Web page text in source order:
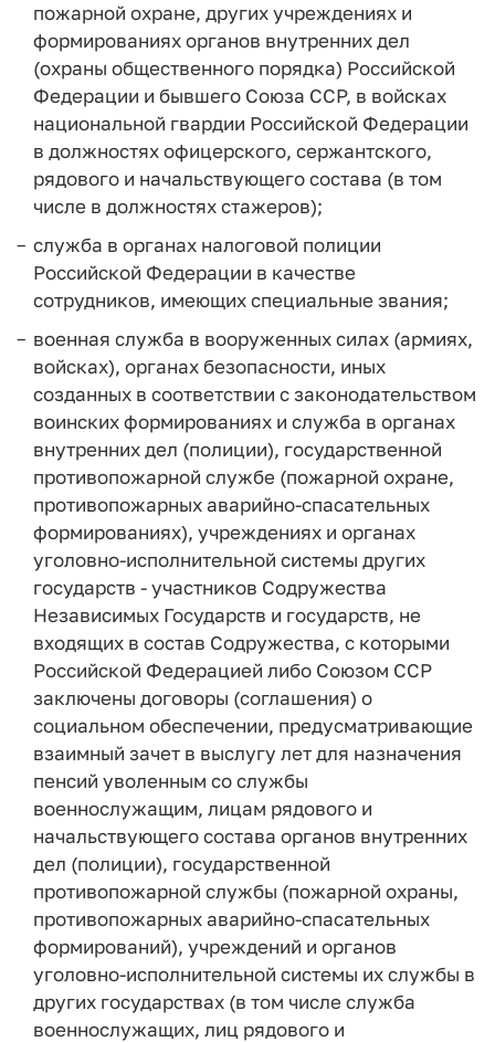
пожарной охране, других учреждениях и
формированиях органов внутренних дел
(охраны общественного порядка) Российской
Федерации и бывшего Союза ССР, в войсках
национальной гвардии Российской Федерации
в должностях офицерского, сержантского,
рядового и начальствующего состава (в том
числе в должностях стажеров);
служба в органах налоговой полиции
Российской Федерации в качестве
сотрудников, имеющих специальные звания;
военная служба в вооруженных силах (армиях,
войсках), органах безопасности, иных
созданных в соответствии с законодательством
воинских формированиях и служба в органах
внутренних дел (полиции), государственной
противопожарной службе (пожарной охране,
противопожарных аварийно-спасательных
формированиях), учреждениях и органах
уголовно-исполнительной системы других
государств - участников Содружества
Независимых Государств и государств, не
входящих в состав Содружества, с которыми
Российской Федерацией либо Союзом ССР
заключены договоры (соглашения) о
социальном обеспечении, предусматривающие
взаимный зачет в выслугу лет для назначения
пенсий уволенным со службы
военнослужащим, лицам рядового и
начальствующего состава органов внутренних
дел (полиции), государственной
противопожарной службы (пожарной охраны,
противопожарных аварийно-спасательных
формирований), учреждений и органов
уголовно-исполнительной системы их службы в
других государствах (в том числе служба
военнослужащих, лиц рядового и